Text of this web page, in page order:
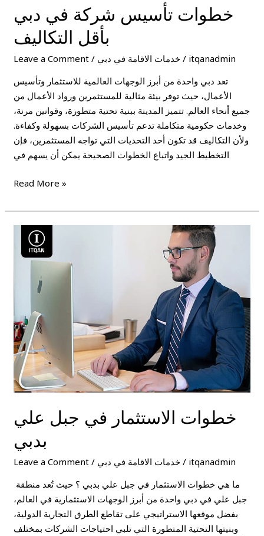
خطوات تأسيس شركة في دبي
بأقل التكاليف
Leave a Comment / خدمات الاقامة في دبي / itqanadmin
تعد دبي واحدة من أبرز الوجهات العالمية للاستثمار وتأسيس
الأعمال، حيث توفر بيئة مثالية للمستثمرين ورواد الأعمال من
جميع أنحاء العالم. تتميز المدينة ببنية تحتية متطورة، وقوانين مرنة،
وخدمات حكومية متكاملة تدعم تأسيس الشركات بسهولة وكفاءة.
ولأن التكاليف قد تكون أحد التحديات التي تواجه المستثمرين، فإن
التخطيط الجيد واتباع الخطوات الصحيحة يمكن أن يسهم في
Read More »
خطوات الاستثمار في جبل علي
Leave a Comment / خدمات الاقامة في دبي / itqanadmin
جبل علي في دبي واحدة من أبرز الوجهات الاستثمارية في العالم،
بفضل موقعها الاستراتيجي على تقاطع الطرق التجارية الدولية،
وبنيتها التحتية المتطورة التي تلبي احتياجات الشركات بمختلف
خطوات
الاستثمار
في